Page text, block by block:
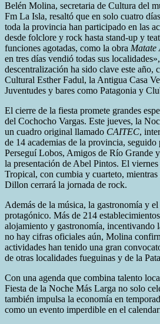
Belén Molina, secretaria de Cultura del
Fm La Isla, resaltó que en solo cuatro
toda la provincia han participado en las
desde folclore y rock hasta stand-up y
funciones agotadas, como la obra Matate
en tres días vendió todas sus
descentralización ha sido clave este año,
Cultural Esther Fadul, la Antigua Casa
Juventudes y bares como Patagonia y
El cierre de la fiesta promete grandes
del Cochocho Vargas. Este jueves, la
un cuadro original llamado CAITEC,
de 14 academias de la provincia, seguido
Perseguí Lobos, Amigos de Río Grande
la presentación de Abel Pintos. El
Tropical, con cumbia y cuarteto, mientras
Dillon cerrará la jornada de rock.
Además de la música, la gastronomía y
protagónico. Más de 214
alojamiento y gastronomía, incentivando
no hay cifras oficiales aún, Molina
actividades han tenido una gran
de otras localidades fueguinas y de la
Con una agenda que combina talento
Fiesta de la Noche Más Larga no solo
también impulsa la economía en
como un evento imperdible en el